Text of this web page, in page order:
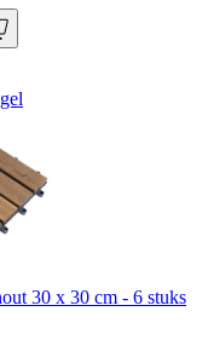
30 x 30 cm - 6 stuks